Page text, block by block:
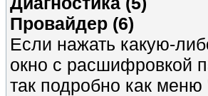
Провайдер (6)
Если нажать какую-
окно с расшифровкой
так подробно как меню